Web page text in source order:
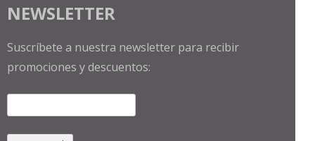
NEWSLETTER
Suscríbete a nuestra newsletter para recibir
promociones y descuentos: